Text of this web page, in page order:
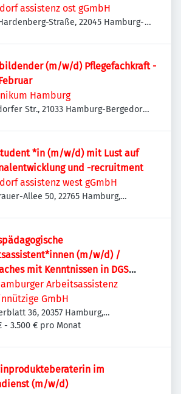
assistenz ost gGmbH
Straße, 22045 Hamburg-
(m/w/d) Pflegefachkraft -
Hamburg
Str., 21033 Hamburg-Bergedorf,
*in (m/w/d) mit Lust auf
und -recruitment
assistenz west gGmbH
Allee 50, 22765 Hamburg,
(m/w/d) /
mit Kenntnissen in DGS
Gebärdensprache)
Arbeitsassistenz
GmbH
36, 20357 Hamburg,
- 3.500 € pro Monat
im
(m/w/d)